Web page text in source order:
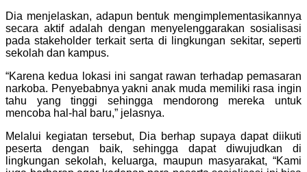
Dia menjelaskan, adapun bentuk mengimplementasikannya
secara aktif adalah dengan menyelenggarakan sosialisasi
pada stakeholder terkait serta di lingkungan sekitar, seperti
sekolah dan kampus.
“Karena kedua lokasi ini sangat rawan terhadap pemasaran
narkoba. Penyebabnya yakni anak muda memiliki rasa ingin
tahu yang tinggi sehingga mendorong mereka untuk
mencoba hal-hal baru,” jelasnya.
Melalui kegiatan tersebut, Dia berhap supaya dapat diikuti
peserta dengan baik, sehingga dapat diwujudkan di
lingkungan sekolah, keluarga, maupun masyarakat, “Kami